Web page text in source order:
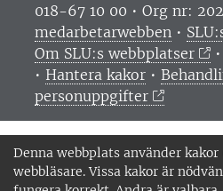
Denna webbplats använder
webbläsare. Vissa kakor är
018-67 10 00 • Org nr:
medarbetarwebben •
Om SLU:s webbplatser
• Hantera kakor •
personuppgifter